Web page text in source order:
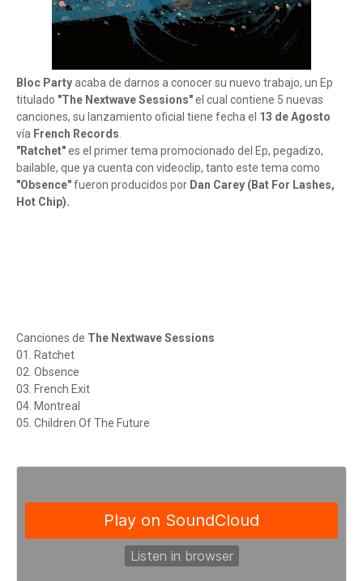
Bloc Partyacaba de darnos a conocer su nuevo trabajo, un Ep
titulado "The Nextwave Sessions"el cual contiene 5 nuevas
canciones, su lanzamiento oficial tiene fecha el 13 de Agosto
vía French Records.
"Ratchet"es el primer tema promocionado del Ep, pegadizo,
bailable, que ya cuenta con videoclip, tanto este tema como
"Obsence"fueron producidos por Dan Carey (Bat For Lashes,
Hot Chip).
Canciones de The Nextwave Sessions
01. Ratchet
02. Obsence
03. French Exit
04. Montreal
05. Children Of The Future